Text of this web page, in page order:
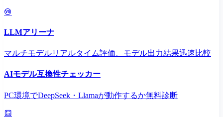
LLMアリーナ
マルチモデルリアルタイム評価、モデル出力結果迅速比較
AIモデル互換性チェッカー
PC環境でDeepSeek・Llamaが動作するか無料診断